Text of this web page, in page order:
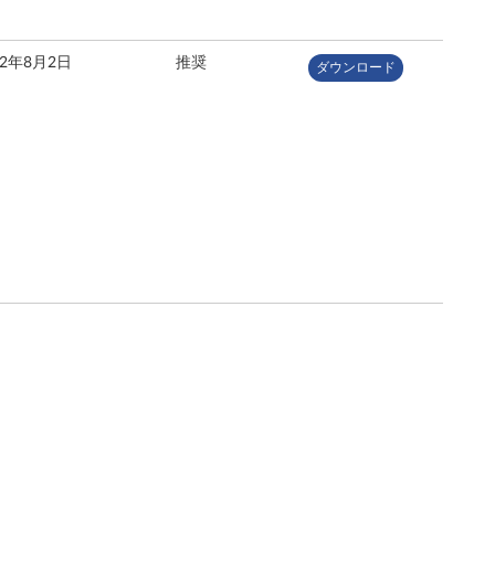
年8月2日 推奨 ダウンロード